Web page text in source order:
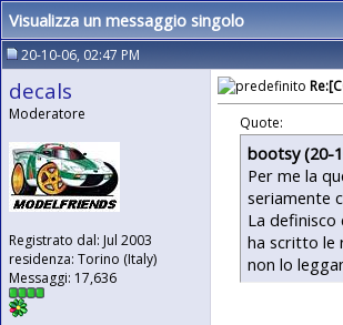
Visualizza un messaggio singolo
20-10-06, 02:47 PM
decals
Moderatore
Registrato dal: Jul 2003
residenza: Torino (Italy)
Messaggi: 17,636
Quote:
bootsy (20-
Per me la
seriamente
La
ha scritto le
non lo